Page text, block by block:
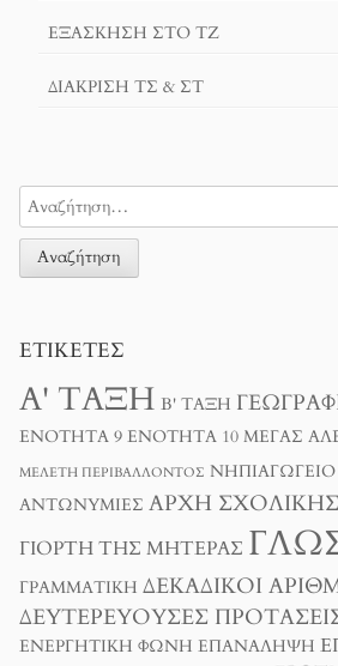
ΕΞΆΣΚΗΣΗ ΣΤΟ ΤΖ
ΔΙΆΚΡΙΣΗ ΤΣ & ΣΤ
ΕΤΙΚΈΤΕΣ
Α' ΤΆΞΗ Β' ΤΆΞΗ
ΕΝΌΤΗΤΑ 9 ΕΝΌΤΗΤΑ 10 ΜΈΓΑΣ
ΜΕΛΈΤΗ ΠΕΡΙΒΆΛΛΟΝΤΟΣ ΝΗΠΙΑΓΩΓΕΊΟ
ΑΝΤΩΝΥΜΊΕΣ ΑΡΧΉ
ΓΙΟΡΤΉ ΤΗΣ ΜΗΤΈΡΑΣ
ΓΡΑΜΜΑΤΙΚΉ ΔΕΚΑΔΙΚΟΊ
ΔΕΥΤΕΡΕΎΟΥΣΕΣ
ΕΝΕΡΓΗΤΙΚΉ ΦΩΝΉ ΕΠΑΝΆΛΗΨΗ